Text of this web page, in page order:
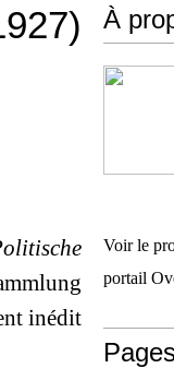
inédit
À
Voir le
portail